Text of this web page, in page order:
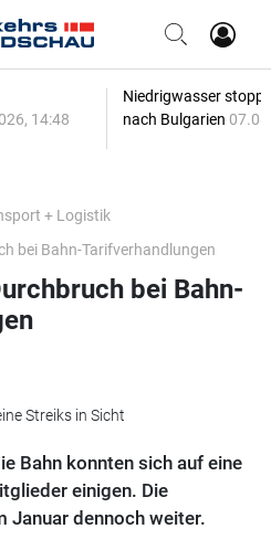
14:48
Niedrigwasser
nach Bulgarien
+ Logistik
bei Bahn-Tarifverhandlungen
bei Bahn-
Streiks in Sicht
Bahn konnten sich auf eine
einigen. Die
Januar dennoch weiter.